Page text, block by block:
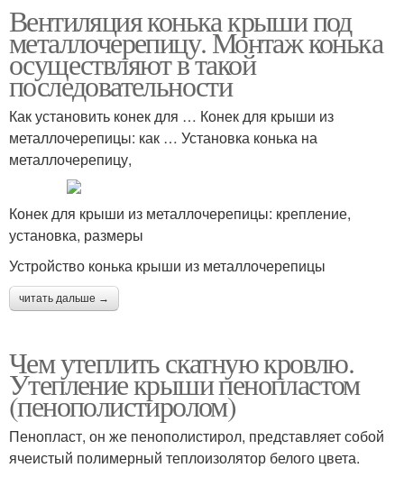
Вентиляция конька крыши под
металлочерепицу. Монтаж конька
осуществляют в такой
последовательности
Как установить конек для … Конек для крыши из
металлочерепицы: как … Установка конька на
металлочерепицу,
Конек для крыши из металлочерепицы: крепление,
установка, размеры
Устройство конька крыши из металлочерепицы
читать дальше →
Чем утеплить скатную кровлю.
Утепление крыши пенопластом
(пенополистиролом)
Пенопласт, он же пенополистирол, представляет собой
ячеистый полимерный теплоизолятор белого цвета.